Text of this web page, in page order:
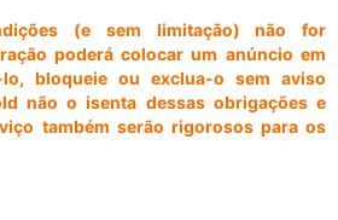
(e sem limitação) não for
poderá colocar um anúncio em
bloqueie ou exclua-o sem aviso
não o isenta dessas obrigações e
também serão rigorosos para os